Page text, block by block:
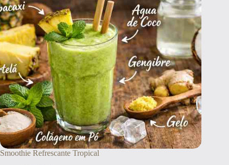
Smoothie Refrescante Tropical